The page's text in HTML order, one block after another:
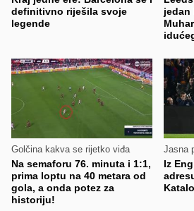
definitivno riješila svoje
legende
jedan
Golčina kakva se rijetko viđa
Na semaforu 76. minuta i 1:1,
prima loptu na 40 metara od
gola, a onda potez za
historiju!
Jasna
Iz